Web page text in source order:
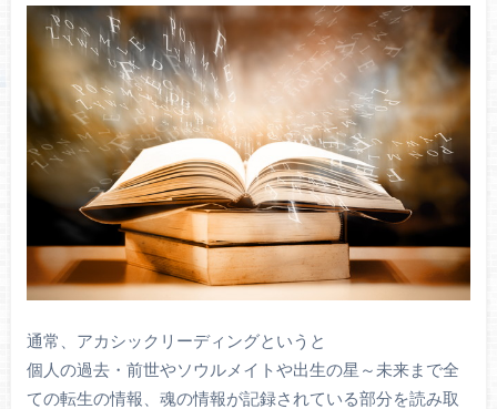
通常、アカシックリーディングというと
個人の過去・前世やソウルメイトや出生の星～未来まで全
ての転生の情報、魂の情報が記録されている部分を読み取